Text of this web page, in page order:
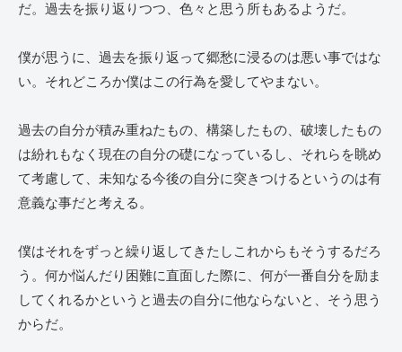
だ。過去を振り返りつつ、色々と思う所もあるようだ。
僕が思うに、過去を振り返って郷愁に浸るのは悪い事ではな
い。それどころか僕はこの行為を愛してやまない。
過去の自分が積み重ねたもの、構築したもの、破壊したもの
は紛れもなく現在の自分の礎になっているし、それらを眺め
て考慮して、未知なる今後の自分に突きつけるというのは有
意義な事だと考える。
僕はそれをずっと繰り返してきたしこれからもそうするだろ
う。何か悩んだり困難に直面した際に、何が一番自分を励ま
してくれるかというと過去の自分に他ならないと、そう思う
からだ。